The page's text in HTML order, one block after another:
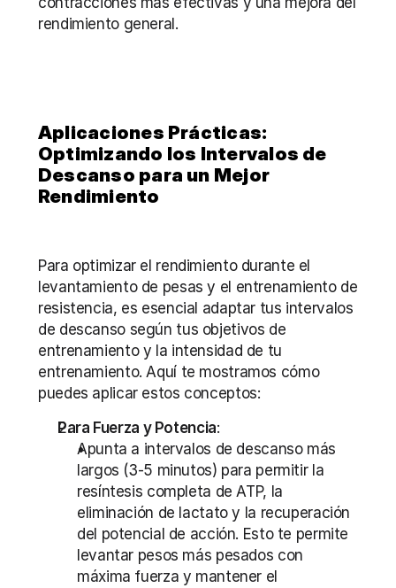
rendimiento general.
Aplicaciones Prácticas:
Optimizando los Intervalos de
Descanso para un Mejor
Rendimiento
Para optimizar el rendimiento durante el
levantamiento de pesas y el entrenamiento de
resistencia, es esencial adaptar tus intervalos
de descanso según tus objetivos de
entrenamiento y la intensidad de tu
entrenamiento. Aquí te mostramos cómo
puedes aplicar estos conceptos:
Para Fuerza y Potencia:
Apunta a intervalos de descanso más
largos (3-5 minutos) para permitir la
resíntesis completa de ATP, la
eliminación de lactato y la recuperación
del potencial de acción. Esto te permite
levantar pesos más pesados con
máxima fuerza y mantener el